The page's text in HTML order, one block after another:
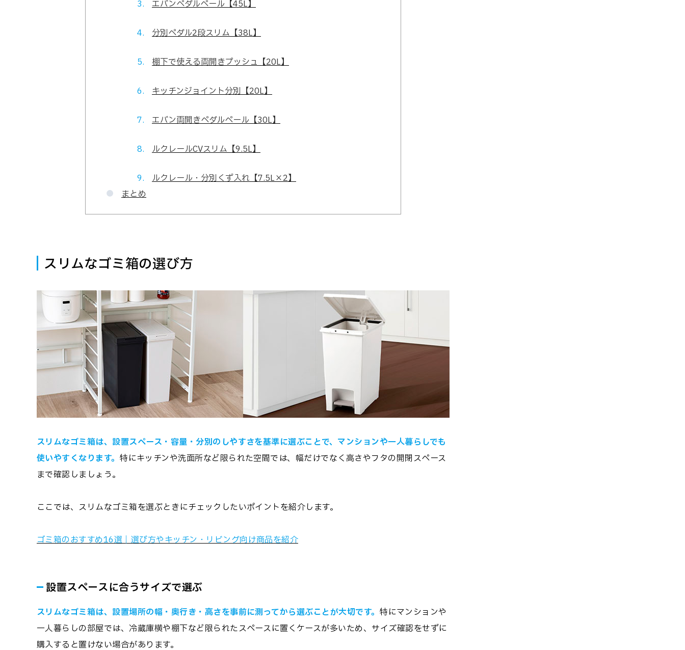
エバンペダルペール【45L】
分別ペダル2段スリム【38L】
棚下で使える両開きプッシュ【20L】
キッチンジョイント分別【20L】
エバン両開きペダルペール【30L】
ルクレールCVスリム【9.5L】
ルクレール・分別くず入れ【7.5L×2】
まとめ
スリムなゴミ箱の選び方
スリムなゴミ箱は、設置スペース・容量・分別のしやすさを基準に選ぶことで、マンションや一人暮らしでも
使いやすくなります。 特にキッチンや洗面所など限られた空間では、幅だけでなく高さやフタの開閉スペース
まで確認しましょう。
ここでは、スリムなゴミ箱を選ぶときにチェックしたいポイントを紹介します。
ゴミ箱のおすすめ16選｜選び方やキッチン・リビング向け商品を紹介
設置スペースに合うサイズで選ぶ
スリムなゴミ箱は、設置場所の幅・奥行き・高さを事前に測ってから選ぶことが大切です。 特にマンションや
一人暮らしの部屋では、冷蔵庫横や棚下など限られたスペースに置くケースが多いため、サイズ確認をせずに
購入すると置けない場合があります。